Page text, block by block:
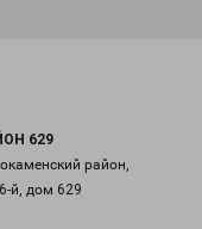
629
район,
й, дом 629